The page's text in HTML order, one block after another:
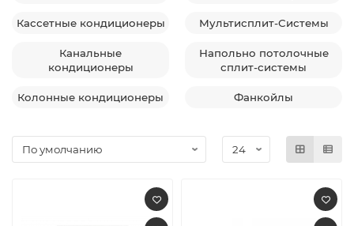
Кассетные кондиционеры Мультисплит-Системы
Канальные
кондиционеры
Напольно потолочные
сплит-системы
Колонные кондиционеры Фанкойлы